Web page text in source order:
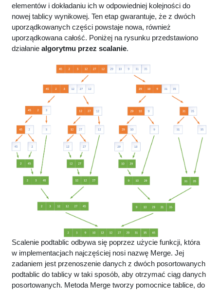
T, 0, T. - 1
    cout
<< "Po sortowaniu: ";
printArray( ;
return 0;
elementów i dokładaniu ich w odpowiedniej kolejności do
nowej tablicy wynikowej. Ten etap gwarantuje, że z dwóch
uporządkowanych części powstaje nowa, również
uporządkowana całość. Poniżej na rysunku przedstawiono
działanie algorytmu przez scalanie.
Scalenie podtablic odbywa się poprzez użycie funkcji, która
w implementacjach najczęściej nosi nazwę Merge. Jej
zadaniem jest przenoszenie danych z dwóch posortowanych
podtablic do tablicy w taki sposób, aby otrzymać ciąg danych
posortowanych. Metoda Merge tworzy pomocnice tablice, do